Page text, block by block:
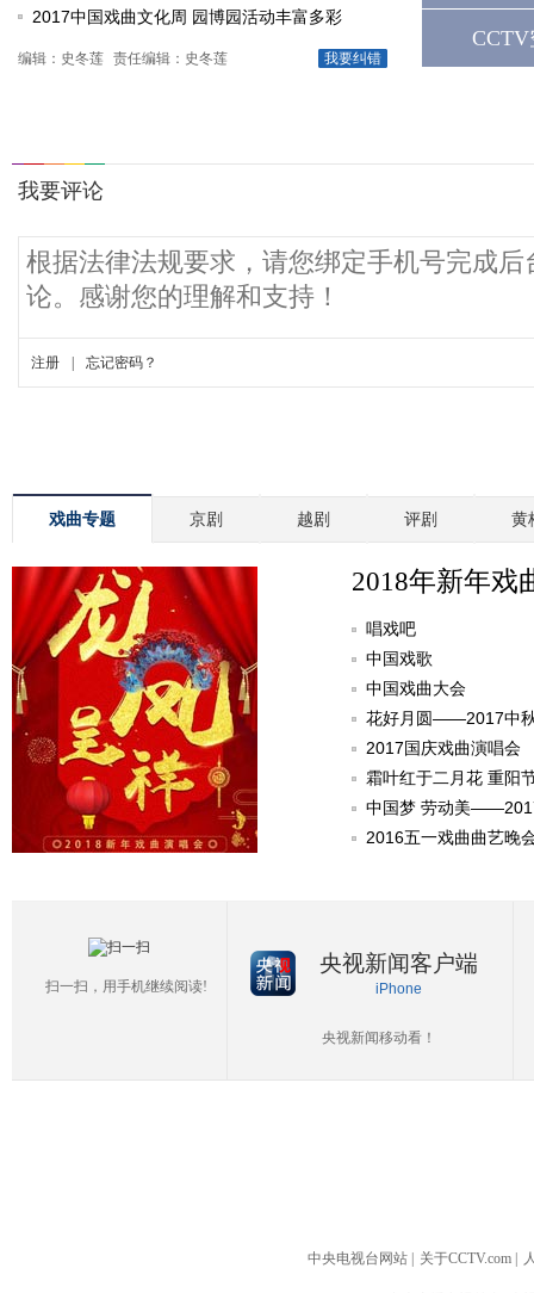
2017中国戏曲文化周 园博园活动丰富多彩
我要纠错
编辑：史冬莲 责任编辑：史冬莲
戏曲专题 京剧 越剧 评剧 黄
2018年新年戏
唱戏吧
中国戏歌
中国戏曲大会
花好月圆——2017中
2017国庆戏曲演唱会
霜叶红于二月花 重阳
中国梦 劳动美
2016五一戏曲曲艺晚
扫一扫，用手机继续阅读!
央视新闻客户端
iPhone
央视新闻移动看！
中央电视台网站 关于CCTV.com